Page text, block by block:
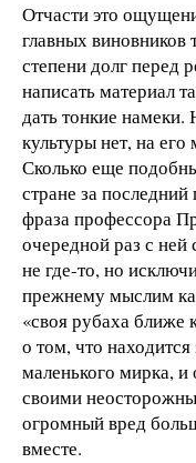
Отчасти это
главных
степени долг перед
написать материал
дать тонкие
культуры нет, на
Сколько еще
стране за
фраза профессора
очередной раз с ней
не где-то, но
прежнему мыслим
«своя рубаха ближе
о том, что
маленького мирка,
своими
огромный вред
вместе.